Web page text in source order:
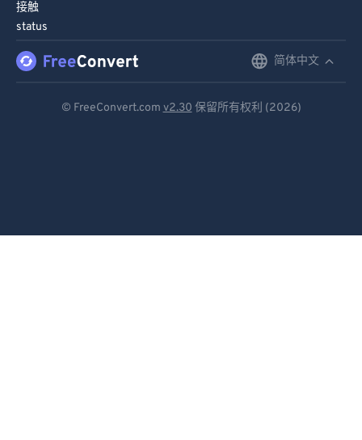
接触
status
简体中文
© FreeConvert.com v2.30 保留所有权利 (2026)